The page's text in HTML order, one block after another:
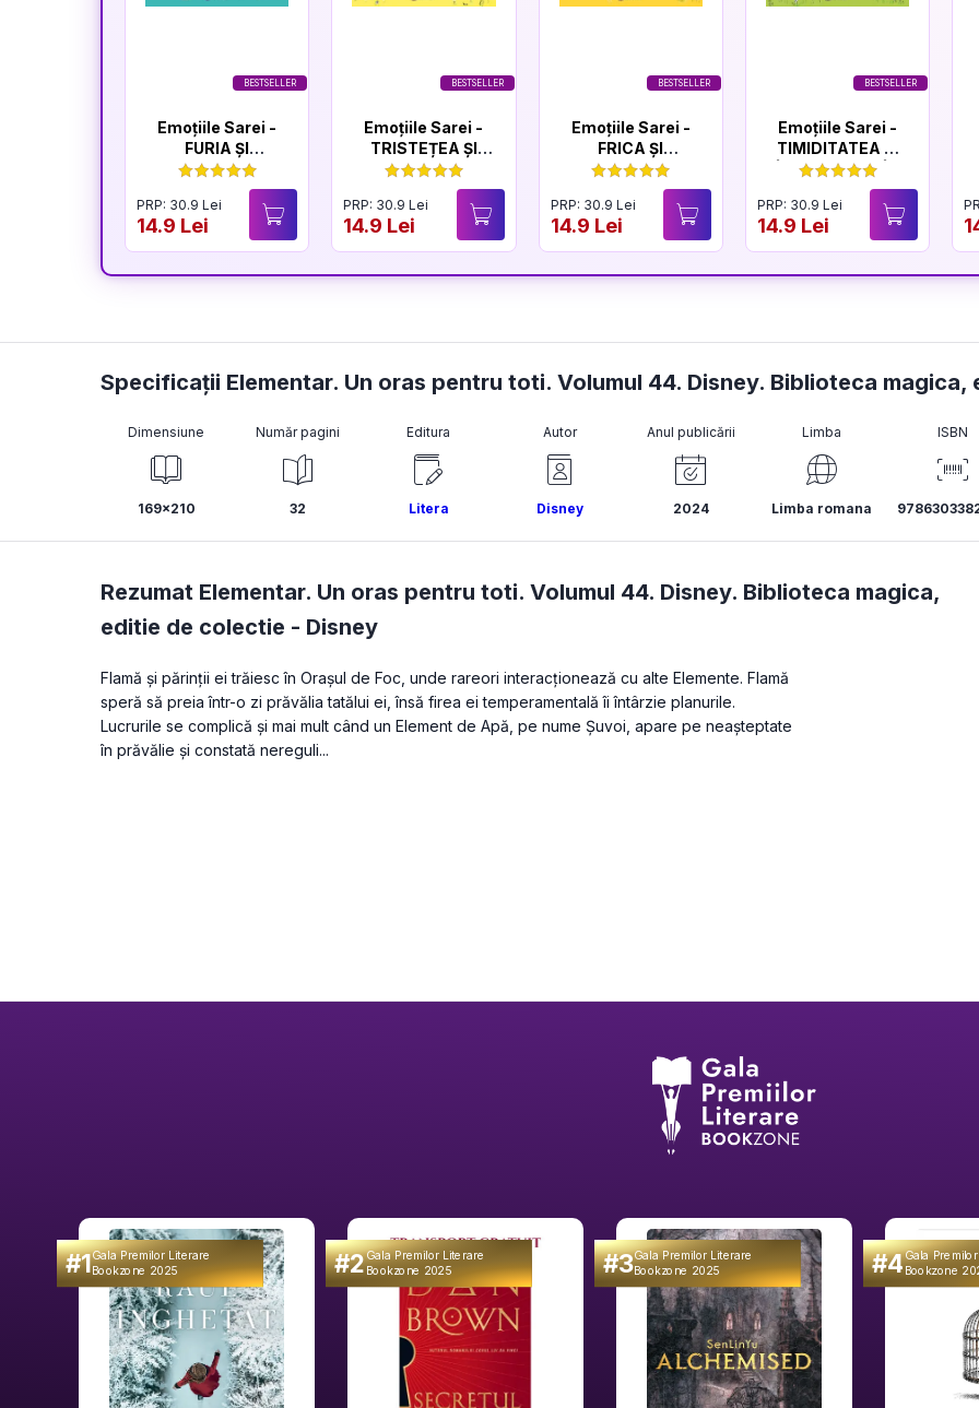
BESTSELLER
Emoțiile Sarei -
FURIA ȘI
LINIȘTEA
PRP: 30.9 Lei
14.9 Lei
BESTSELLER
Emoțiile Sarei -
TRISTEȚEA ȘI
BUCURIA
PRP: 30.9 Lei
14.9 Lei
BESTSELLER
Emoțiile Sarei -
FRICA ȘI
CURAJUL
PRP: 30.9 Lei
14.9 Lei
BESTSELLER
Emoțiile Sarei -
TIMIDITATEA ȘI
ÎNCREDEREA ÎN
PRP: 30.9 Lei
14.9 Lei
Specificații Elementar. Un oras pentru toti. Volumul 44. Disney. Biblioteca
Dimensiune
169x210
Număr pagini
32
Editura
Litera
Autor
Disney
Anul publicării
2024
Limba
Limba romana
ISBN
Rezumat Elementar. Un oras pentru toti. Volumul 44. Disney. Biblioteca magica,
editie de colectie - Disney
Flamă și părinții ei trăiesc în Orașul de Foc, unde rareori interacționează cu alte Elemente. Flamă
speră să preia într-o zi prăvălia tatălui ei, însă firea ei temperamentală îi întârzie planurile.
Lucrurile se complică și mai mult când un Element de Apă, pe nume Șuvoi, apare pe neașteptate
în prăvălie și constată nereguli...
#1Gala Premilor Literare
Bookzone 2025 #2Gala Premilor Literare
Bookzone 2025 #3Gala Premilor Literare
Bookzone 2025 #4Gala
Bookzone